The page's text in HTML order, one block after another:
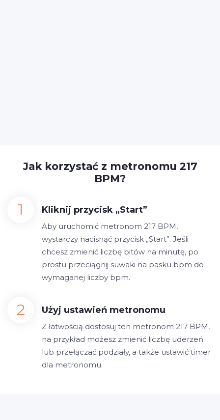
Jak korzystać z metronomu 217
BPM?
Kliknij przycisk „Start”
Aby uruchomić metronom 217 BPM,
wystarczy nacisnąć przycisk „Start”. Jeśli
chcesz zmienić liczbę bitów na minutę, po
prostu przeciągnij suwaki na pasku bpm do
wymaganej liczby bpm.
Użyj ustawień metronomu
Z łatwością dostosuj ten metronom 217 BPM,
na przykład możesz zmienić liczbę uderzeń
lub przełączać podziały, a także ustawić timer
dla metronomu.